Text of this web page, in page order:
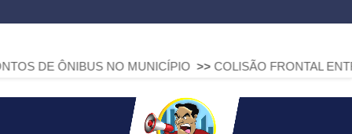
NO MUNICÍPIO >> COLISÃO FRONTAL ENTRE DUAS